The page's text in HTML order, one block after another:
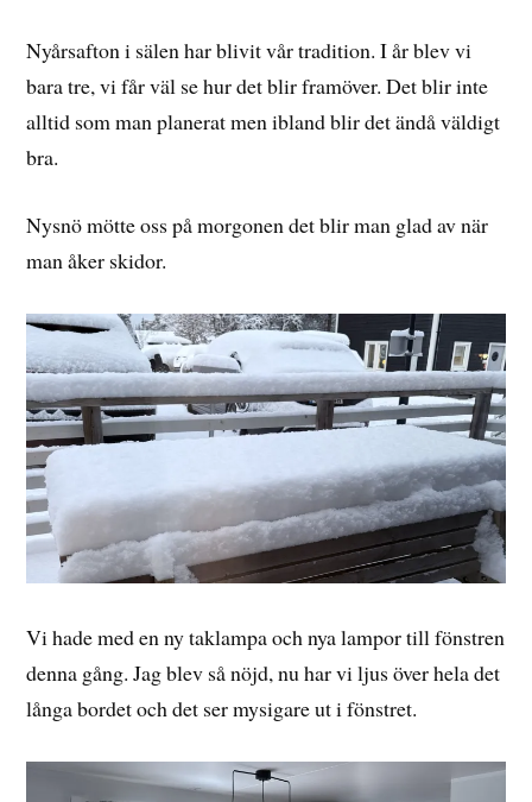
Nyårsafton i sälen har blivit vår tradition. I år blev vi
bara tre, vi får väl se hur det blir framöver. Det blir inte
alltid som man planerat men ibland blir det ändå väldigt
bra.
Nysnö mötte oss på morgonen det blir man glad av när
man åker skidor.
Vi hade med en ny taklampa och nya lampor till fönstren
denna gång. Jag blev så nöjd, nu har vi ljus över hela det
långa bordet och det ser mysigare ut i fönstret.